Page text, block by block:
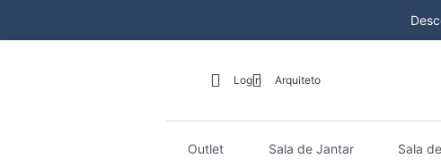
Login Arquiteto
Outlet Sala de Jantar Sala